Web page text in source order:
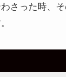
さった時、